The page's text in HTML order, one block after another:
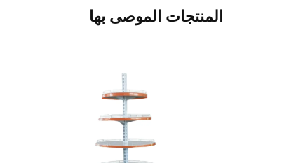
المنتجات الموصى بها